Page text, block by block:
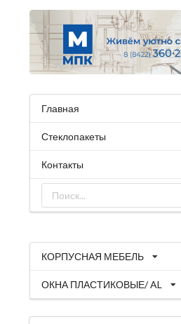
Главная
Стеклопакеты
Контакты
КОРПУСНАЯ МЕБЕЛЬ
ОКНА ПЛАСТИКОВЫЕ/ AL